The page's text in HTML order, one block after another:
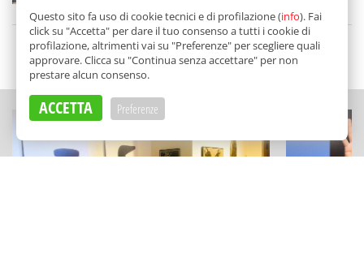
diTancredi Bua
SCELTO DA BALARM
Questo sito fa uso di cookie tecnici e di profilazione (info). Fai
click su "Accetta" per dare il tuo consenso a tutti i cookie di
profilazione, altrimenti vai su "Preferenze" per scegliere quali
approvare. Clicca su "Continua senza accettare" per non
prestare alcun consenso.
ACCETTA Preferenze